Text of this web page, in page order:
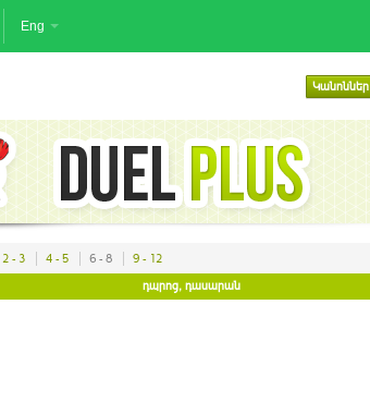
Eng
Կանոններ
2 - 3 4 - 5 6 - 8
9 - 12
դպրոց, դասարան